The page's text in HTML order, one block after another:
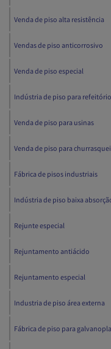
Venda de piso alta resistência
Vendas de piso anticorrosivo
Venda de piso especial
Indústria de piso para refeitório
Venda de piso para usinas
Venda de piso para
Fábrica de pisos industriais
Indústria de piso baixa
Rejunte especial
Rejuntamento antiácido
Rejuntamento especial
Industria de piso área externa
Fábrica de piso para